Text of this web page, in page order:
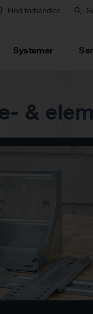
Find forhandler
Systemer
&